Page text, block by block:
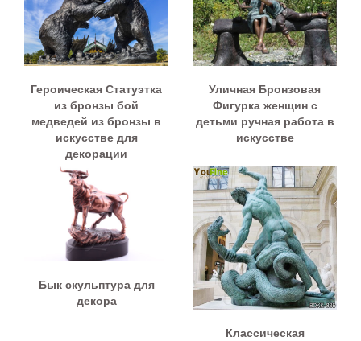
Героическая Статуэтка
из бронзы бой
медведей из бронзы в
искусстве для
декорации
Уличная Бронзовая
Фигурка женщин с
детьми ручная работа в
искусстве
Бык скульптура для
декора
Классическая